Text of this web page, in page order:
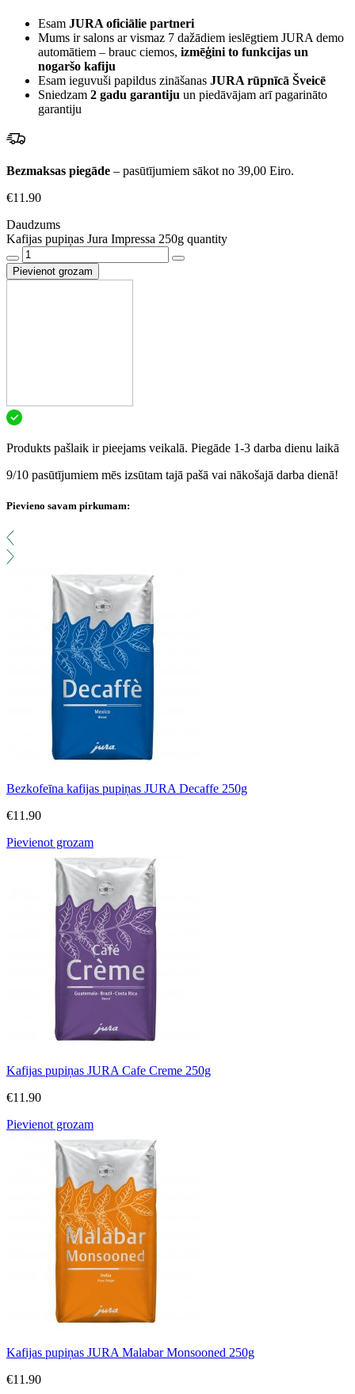
Esam JURA oficiālie partneri
Mums ir salons ar vismaz 7 dažādiem ieslēgtiem JURA demo
automātiem – brauc ciemos, izmēģini to funkcijas un
nogaršo kafiju
Esam ieguvuši papildus zināšanas JURA rūpnīcā Šveicē
Sniedzam 2 gadu garantiju un piedāvājam arī pagarināto
garantiju
Bezmaksas piegāde – pasūtījumiem sākot no 39,00 Eiro.
€11.90
Daudzums
Kafijas pupiņas Jura Impressa 250g quantity
Pievienot grozam
Produkts pašlaik ir pieejams veikalā. Piegāde 1-3 darba dienu laikā
9/10 pasūtījumiem mēs izsūtam tajā pašā vai nākošajā darba dienā!
Pievieno savam pirkumam:
Bezkofeīna kafijas pupiņas JURA Decaffe 250g
€11.90
Pievienot grozam
Kafijas pupiņas JURA Cafe Creme 250g
€11.90
Pievienot grozam
Kafijas pupiņas JURA Malabar Monsooned 250g
€11.90